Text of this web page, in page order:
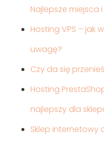
Najlepsze miejsca
Hosting VPS – jak
uwagę?
Czy da się
Hosting
najlepszy dla
Sklep internetowy